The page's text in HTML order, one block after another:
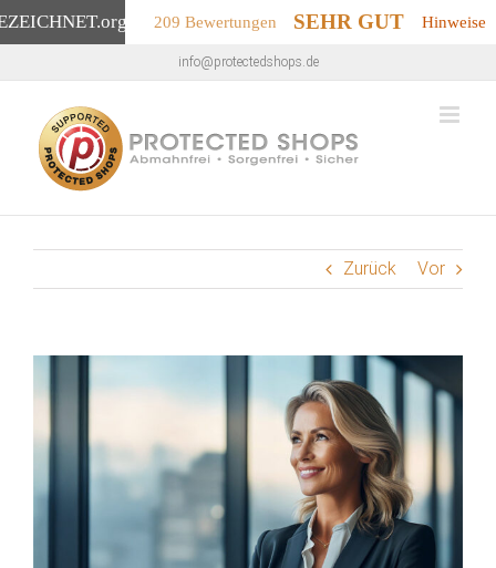
.org 209 Bewertungen SEHR GUT Hinweise
Inhalt
springen
info@protectedshops.de
Zurück Vor